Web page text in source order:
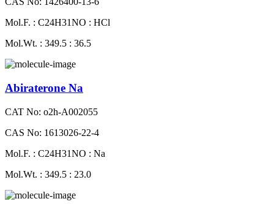
Mol.F. : C24H31NO : HCl
Mol.Wt. : 349.5 : 36.5
Abiraterone Na
CAT No: o2h-A002055
CAS No: 1613026-22-4
Mol.F. : C24H31NO : Na
Mol.Wt. : 349.5 : 23.0